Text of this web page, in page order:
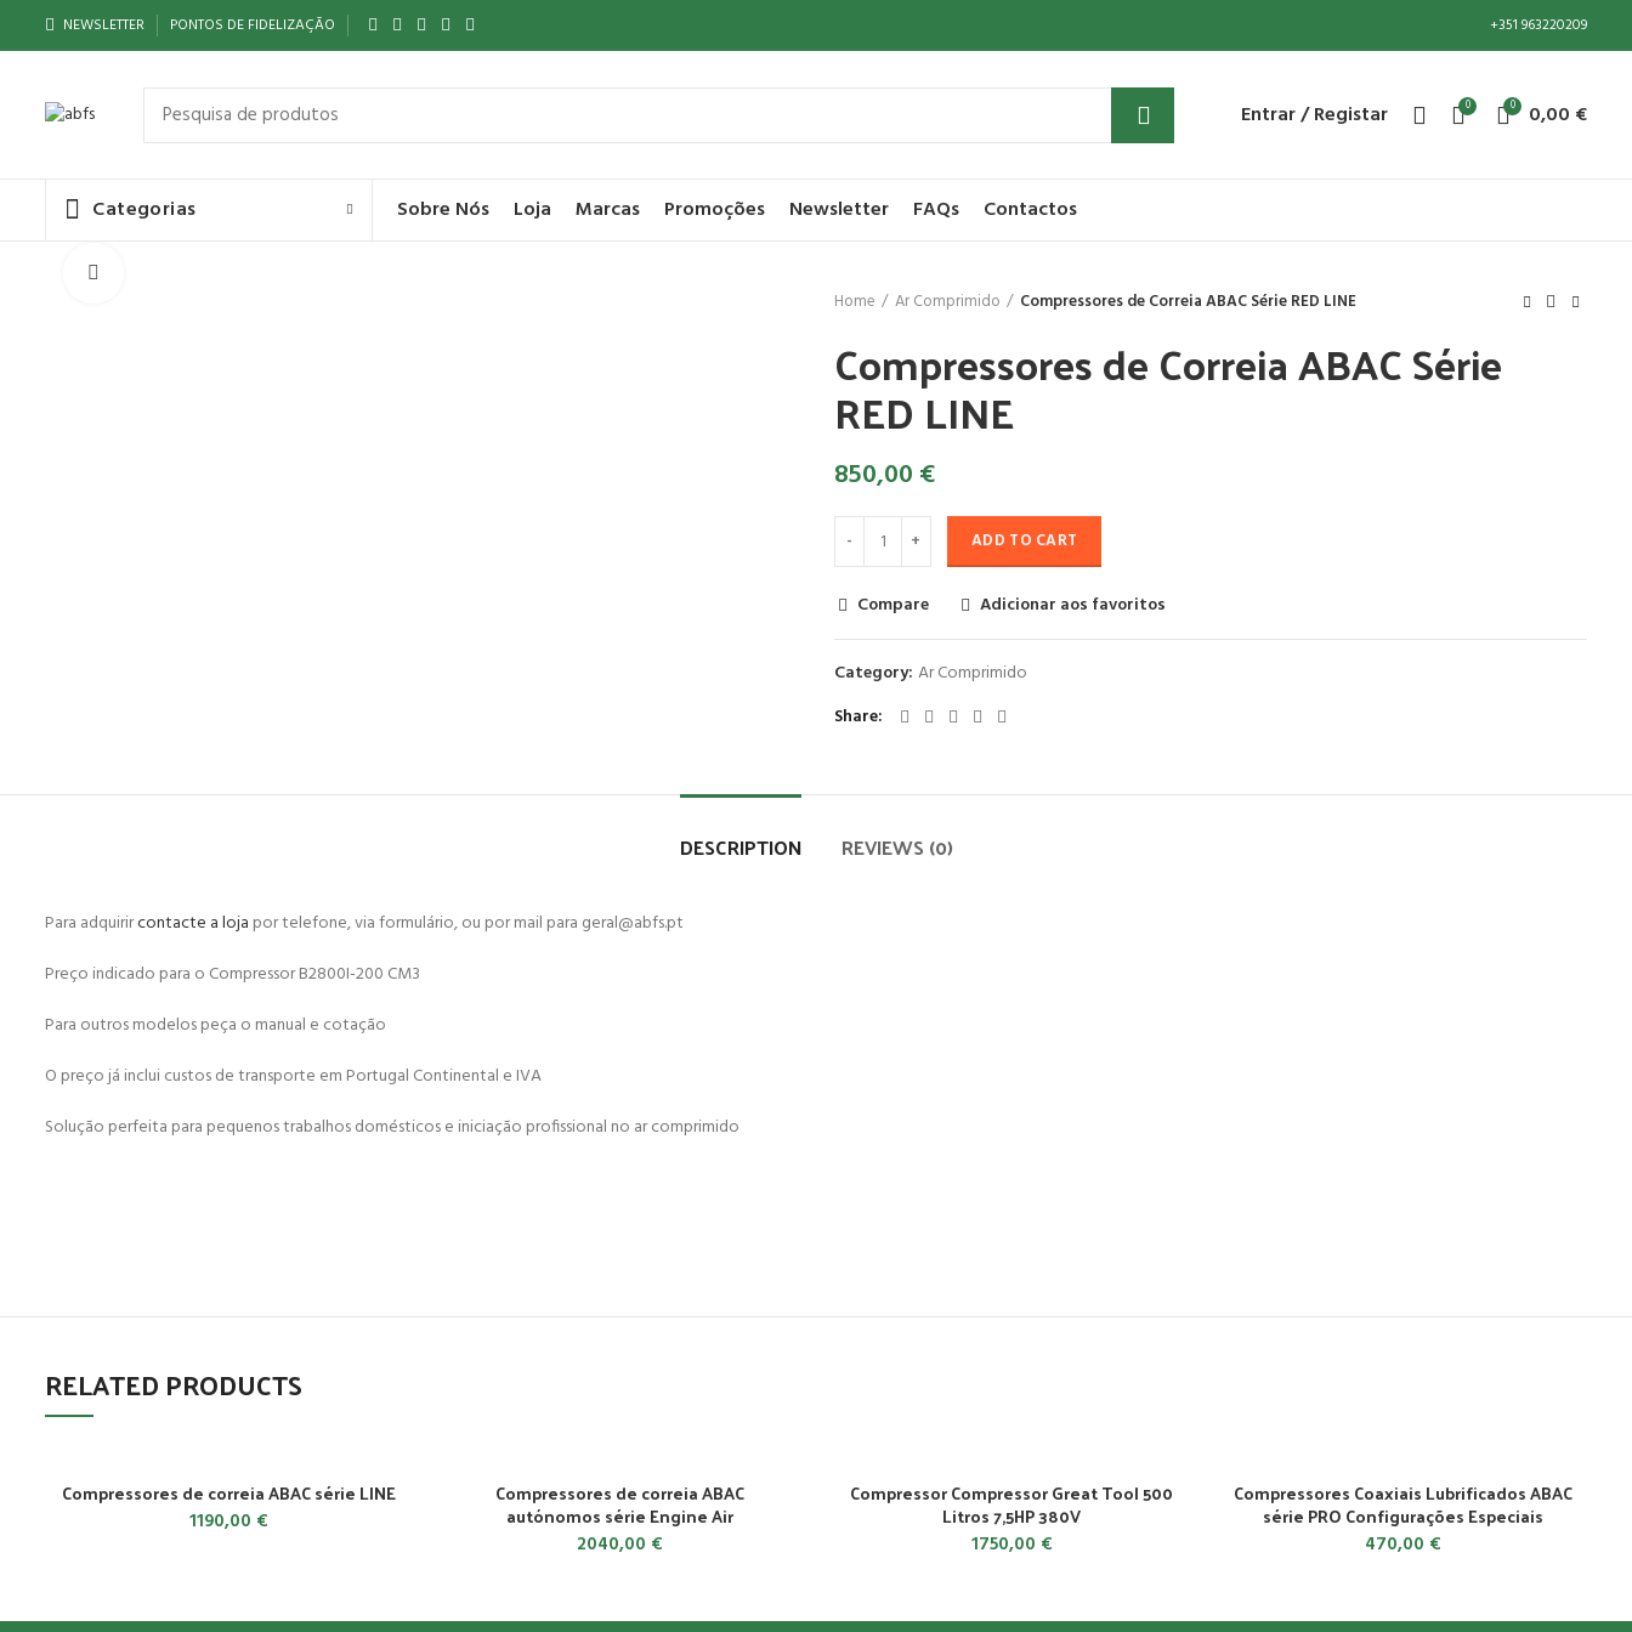
NEWSLETTER PONTOS DE FIDELIZAÇÃO +351 963220209
Entrar / Registar 0 0 0,00 €
Categorias Sobre Nós Loja Marcas Promoções Newsletter FAQs Contactos
Home
Ar Comprimido Compressores de Correia ABAC Série RED LINE
Compressores de Correia ABAC Série
RED LINE
850,00 €
ADD TO CART
Compare Adicionar aos favoritos
Category: Ar Comprimido
Share
DESCRIPTION REVIEWS (0)
Para adquirircontacte a loja por telefone, via formulário, ou por mail para geral@abfs.pt
Preço indicado para o Compressor B2800I-200 CM3
Para outros modelos peça o manual e cotação
O preço já inclui custos de transporte em Portugal Continental e IVA
Solução perfeita para pequenos trabalhos domésticos e iniciação profissional no ar comprimido
RELATED PRODUCTS
Compressores de correia ABAC série LINE
1190,00 €
Compressores de correia ABAC
autónomos série Engine Air
2040,00 €
Compressor Compressor Great Tool 500
Litros 7,5HP 380V
1750,00 €
Compressores Coaxiais Lubrificados ABAC
série PRO Configurações Especiais
470,00 €